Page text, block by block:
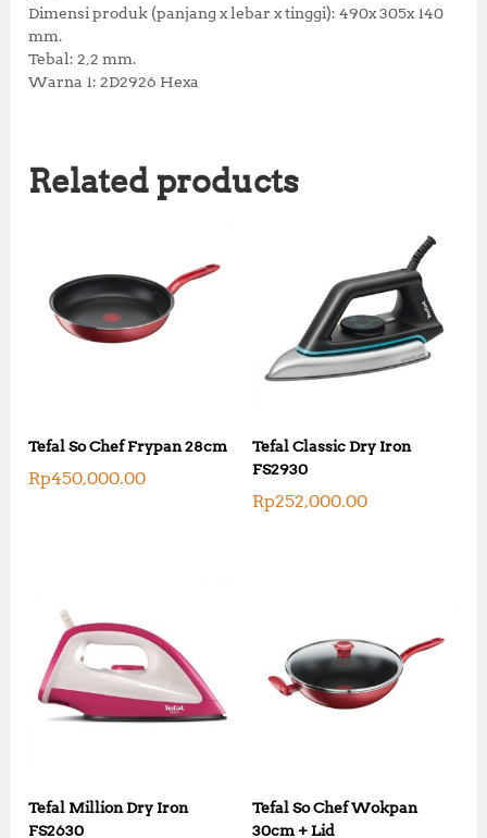
Dimensi produk (panjang x lebar x tinggi): 490x 305x 140
mm.
Tebal: 2,2 mm.
Warna 1: 2D2926 Hexa
Related products
Tefal So Chef Frypan 28cm
Rp450,000.00
Tefal Classic Dry Iron
FS2930
Rp252,000.00
Tefal Million Dry Iron
FS2630
Tefal So Chef Wokpan
30cm + Lid